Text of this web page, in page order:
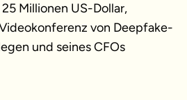
Millionen US-Dollar,
von Deepfake-
und seines CFOs